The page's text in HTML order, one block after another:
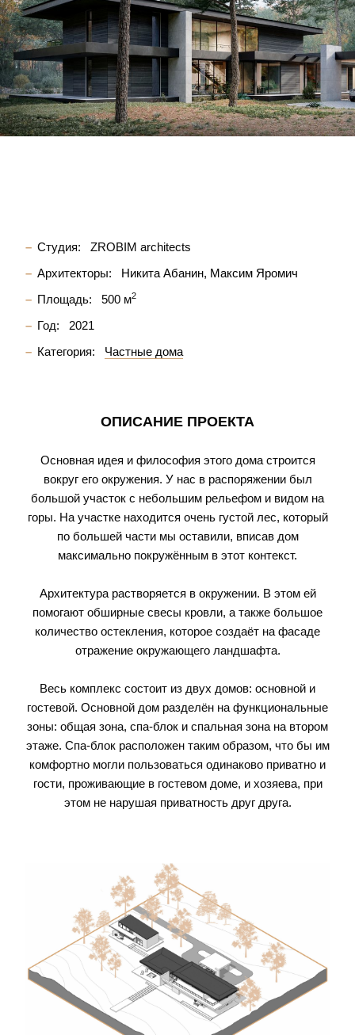
Студия:
ZROBIM architects
Архитекторы:
Никита Абанин Максим Яромич
Площадь:
500 м2
Год:
2021
Категория:
Частные дома
ОПИСАНИЕ ПРОЕКТА
Основная идея и философия этого дома строится
вокруг его окружения. У нас в распоряжении был
большой участок с небольшим рельефом и видом на
горы. На участке находится очень густой лес, который
по большей части мы оставили, вписав дом
максимально покружённым в этот контекст.
Архитектура растворяется в окружении. В этом ей
помогают обширные свесы кровли, а также большое
количество остекления, которое создаёт на фасаде
отражение окружающего ландшафта.
Весь комплекс состоит из двух домов: основной и
гостевой. Основной дом разделён на функциональные
зоны: общая зона, спа-блок и спальная зона на втором
этаже. Спа-блок расположен таким образом, что бы им
комфортно могли пользоваться одинаково приватно и
гости, проживающие в гостевом доме, и хозяева, при
этом не нарушая приватность друг друга.